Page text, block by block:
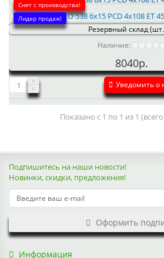
Снят с производства!
Лидер продаж!NEO 538 6x15 PCD 4x108 ET
Резервный склад
Наличие:
8040р.
Уведомить о
Показано с 1 по 1 из 1
Подпишитесь на наши новости!
Новинки, скидки, предложения!
Оформить
Информация